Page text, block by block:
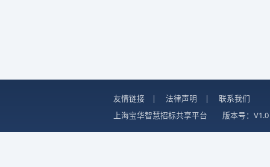
友情链接 | 法律声明 |
联系我们
上海宝华智慧招标共享平台
版本号：V1.0